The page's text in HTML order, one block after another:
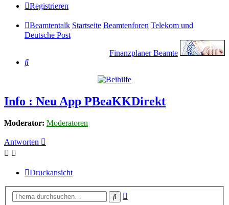
Registrieren
Beamtentalk Startseite Beamtenforen Telekom und
Deutsche Post
Finanzplaner Beamte
Suche
Info : Neu App PBeaKKDirekt
Moderator: Moderatoren
Antworten
Druckansicht
Suche